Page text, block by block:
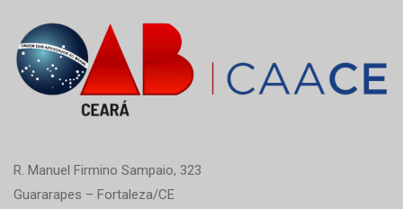
R. Manuel Firmino Sampaio, 323
Guararapes – Fortaleza/CE